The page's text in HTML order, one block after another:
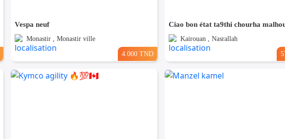
Vespa neuf
Monastir , Monastir ville
4.000 TND
Kairouan , Nasrallah